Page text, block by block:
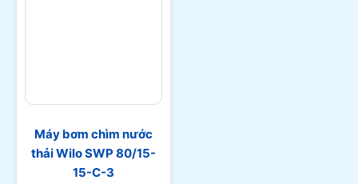
Máy bơm chìm nước
thải Wilo SWP 80/15-
15-C-3